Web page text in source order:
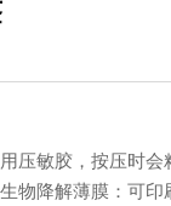
压敏胶，按压时
物降解薄膜：可